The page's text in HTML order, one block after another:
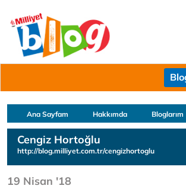
Ana Sayfam Hakkımda Bloglarım
Cengiz Hortoğlu
http://blog.milliyet.com.tr/cengizhortoglu
19 Nisan '18